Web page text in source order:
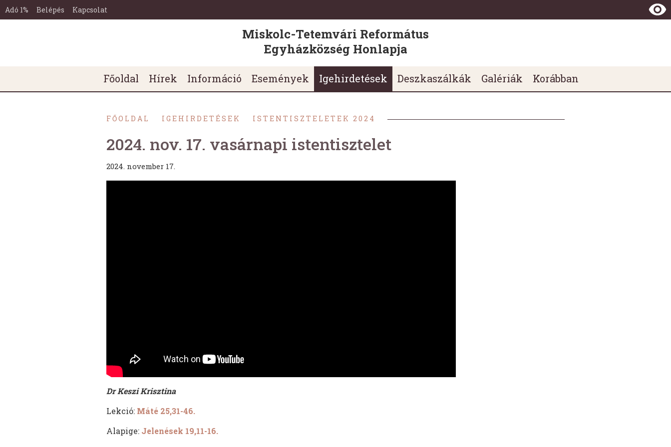
Miskolc-
Tetemvári
Református
Ugrás a tartalomra
Ugrás a láblécre
Adó 1% Belépés Kapcsolat
Miskolc-Tetemvári Református
Egyházközség Honlapja
Főmenü
Főoldal Hírek Információ Események Igehirdetések Deszkaszálkák Galériák Korábban
FŐOLDAL IGEHIRDETÉSEK ISTENTISZTELETEK 2024
2024. nov. 17. vasárnapi istentisztelet
2024. november 17.
Dr Keszi Krisztina
Lekció: Máté 25,31-46.
Alapige: Jelenések 19,11-16.